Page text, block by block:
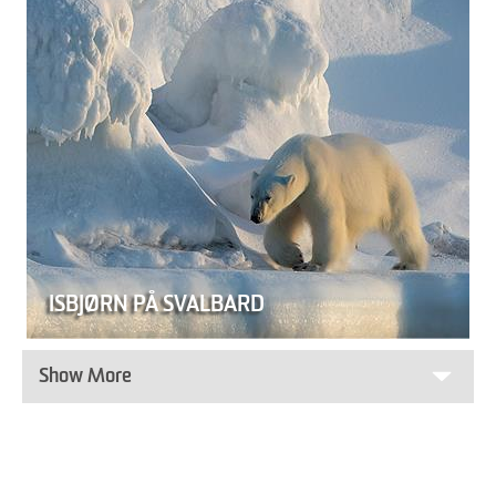
ISBJØRN PÅ SVALBARD
Show More